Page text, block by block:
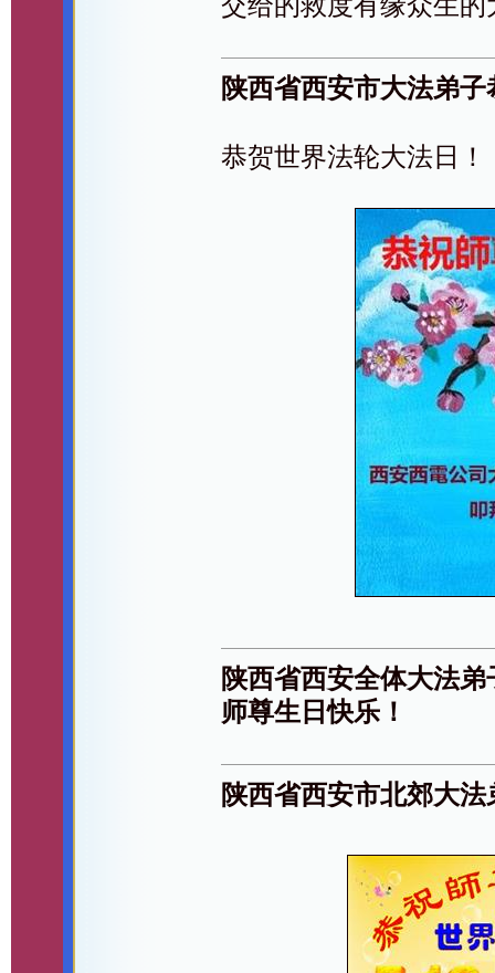
陕西省西安市大法弟
恭贺世界法轮大法日！
陕西省西安全体大法
师尊生日快乐！
陕西省西安市北郊大